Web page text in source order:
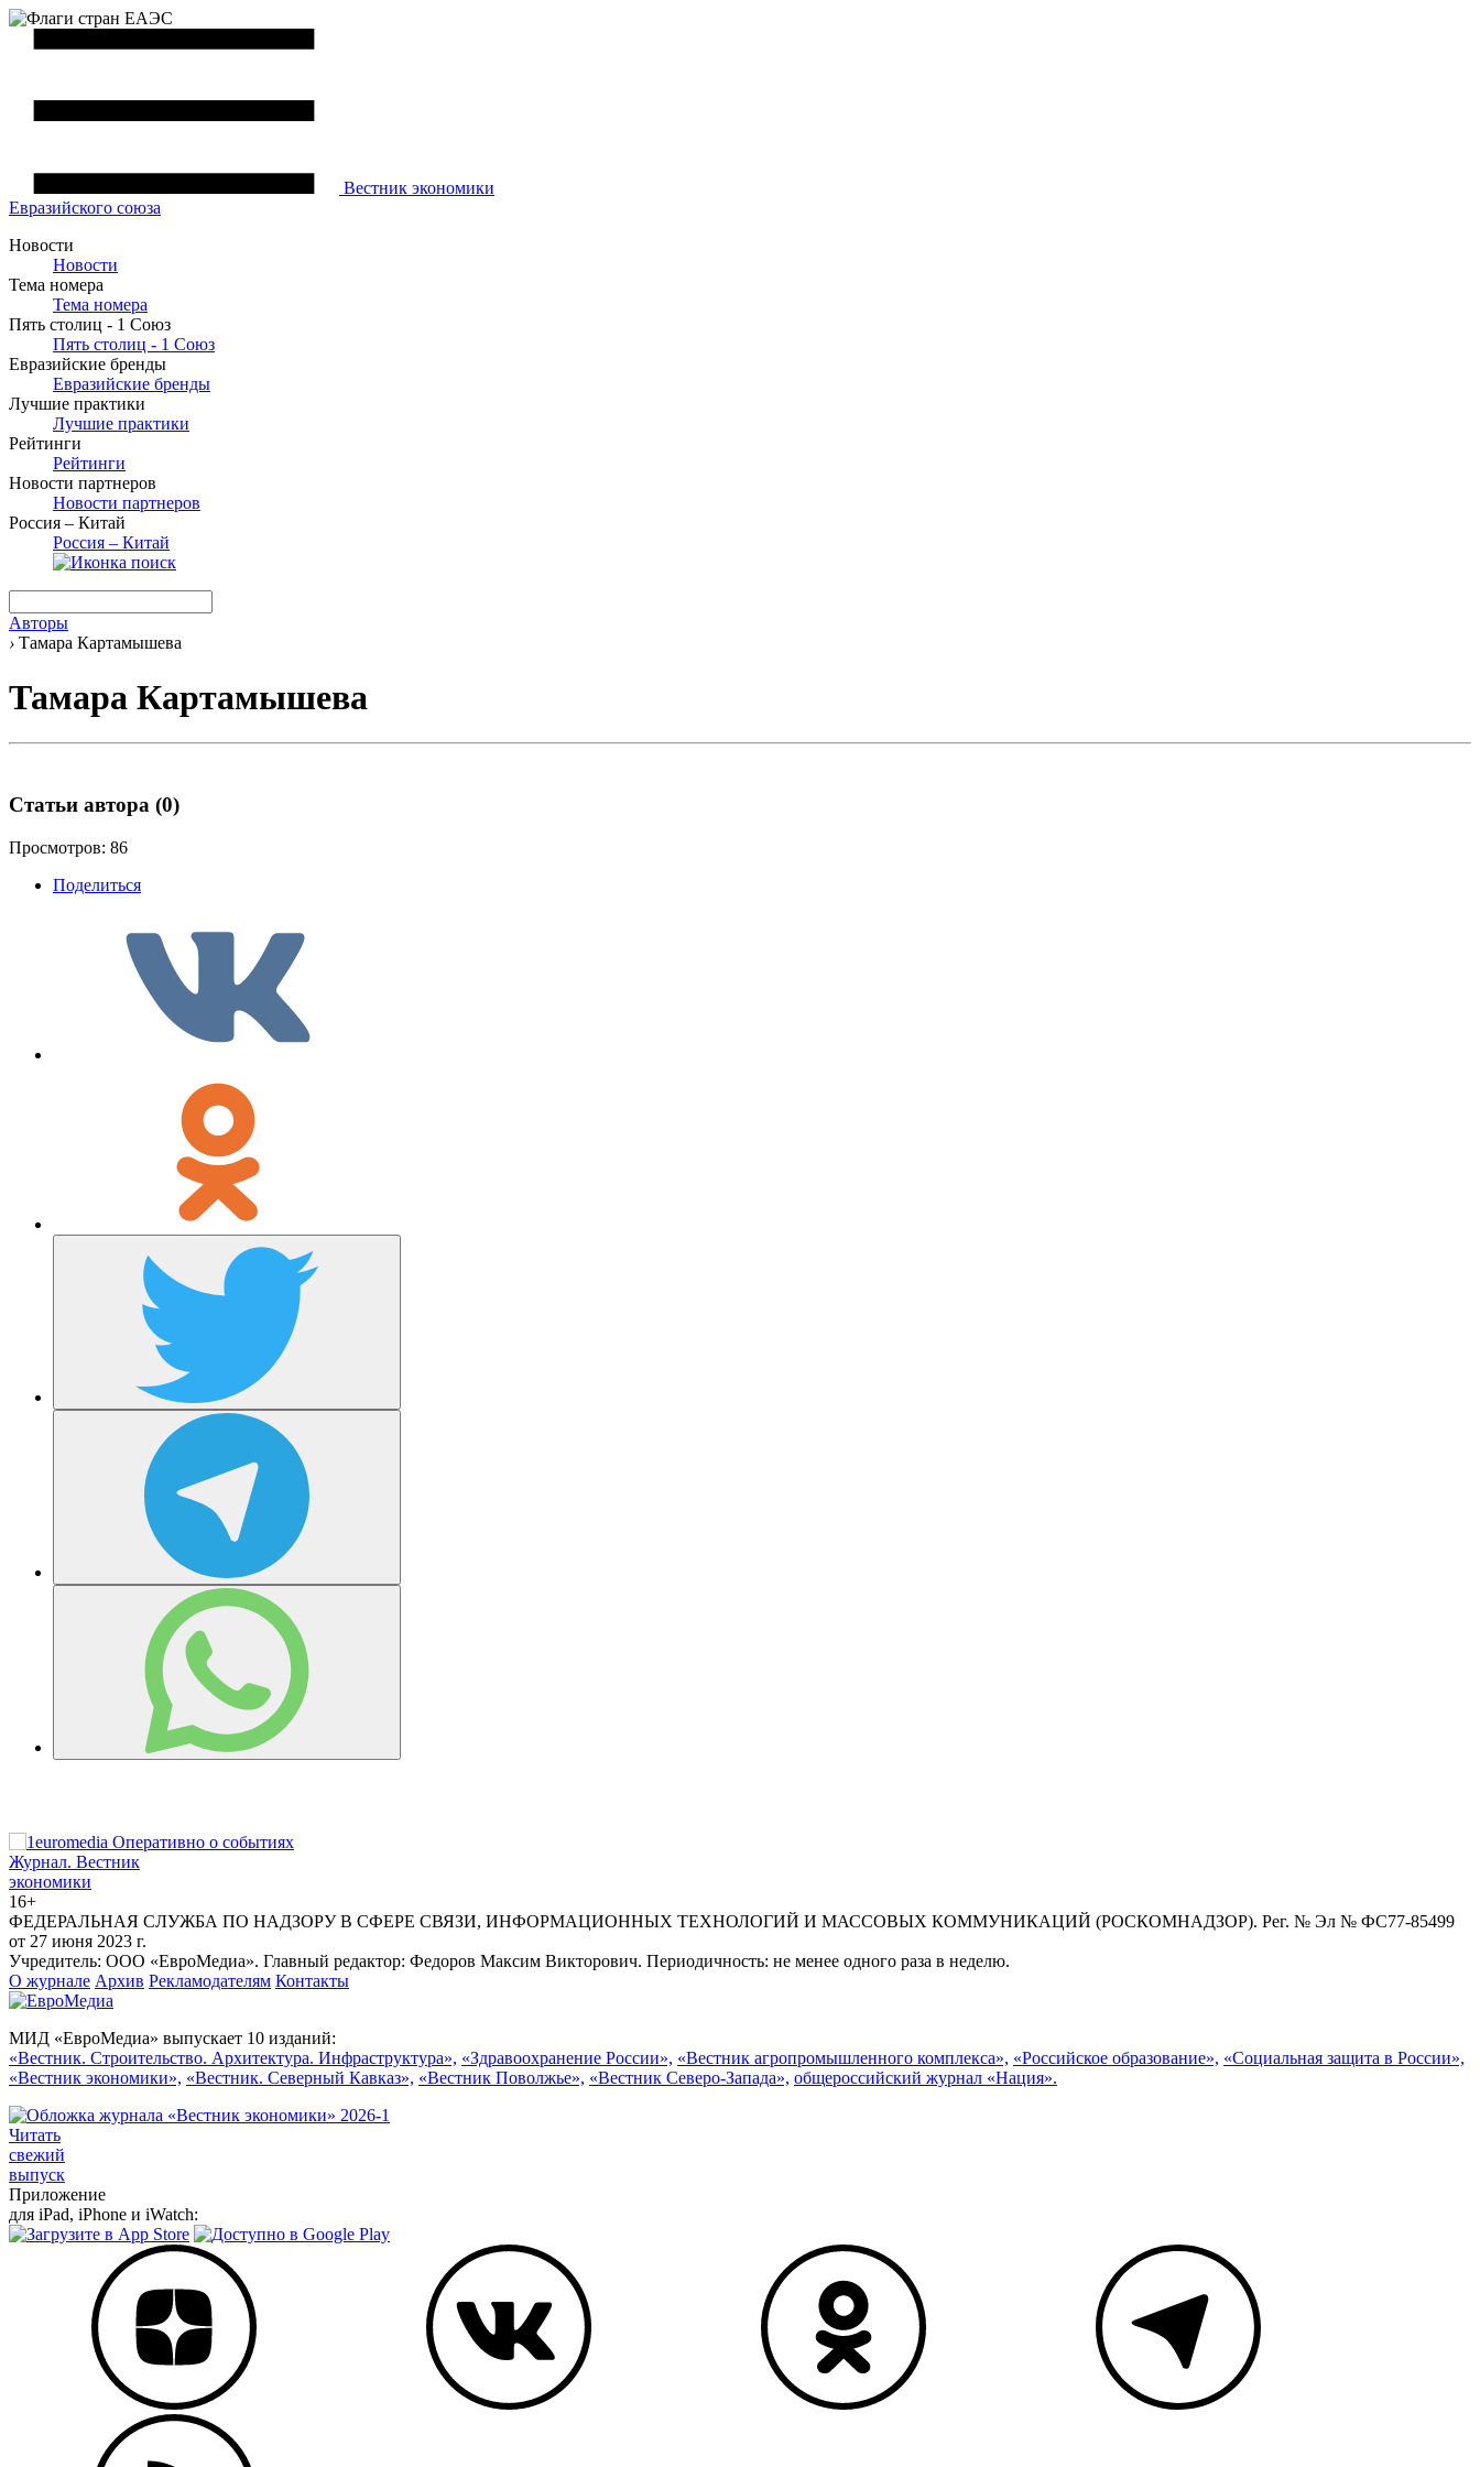
Вестник экономики
Евразийского союза
Новости
Новости
Тема номера
Тема номера
Пять столиц - 1 Союз
Пять столиц - 1 Союз
Евразийские бренды
Евразийские бренды
Лучшие практики
Лучшие практики
Рейтинги
Рейтинги
Новости партнеров
Новости партнеров
Россия – Китай
Россия – Китай
Авторы
› Тамара Картамышева
Тамара Картамышева
Статьи автора (0)
Просмотров: 86
Поделиться
Журнал. Вестник
экономики
16+
ФЕДЕРАЛЬНАЯ СЛУЖБА ПО НАДЗОРУ В СФЕРЕ СВЯЗИ, ИНФОРМАЦИОННЫХ ТЕХНОЛОГИЙ И МАССОВЫХ КОММУНИКАЦИЙ (РОСКОМНАДЗОР). Рег. № Эл № ФС77-85499
от 27 июня 2023 г.
Учредитель: ООО «ЕвроМедиа». Главный редактор: Федоров Максим Викторович. Периодичность: не менее одного раза в неделю.
О журнале Архив Рекламодателям Контакты
МИД «ЕвроМедиа» выпускает 10 изданий:
«Вестник. Строительство. Архитектура. Инфраструктура», «Здравоохранение России», «Вестник агропромышленного комплекса», «Российское образование», «Социальная защита в России»,
«Вестник экономики», «Вестник. Северный Кавказ», «Вестник Поволжье», «Вестник Северо-Запада», общероссийский журнал «Нация».
Читать
свежий
выпуск
Приложение
для iPad, iPhone и iWatch: